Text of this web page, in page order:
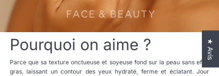
Pourquoi on aime ?
Parce que sa texture onctueuse et soyeuse fond sur la peau sans effet
gras, laissant un contour des yeux hydraté, ferme et éclatant. Jour
★ Avis